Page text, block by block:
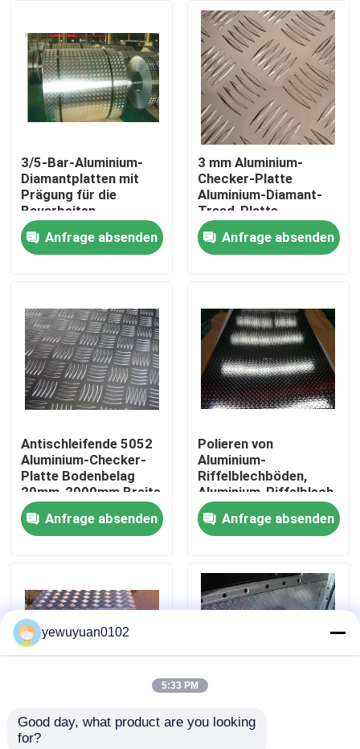
Produkte
Videos
VR Show
Über uns
Fabrik-Ausflug
Qualitätskontrolle
Treten Sie mit uns in Verbindung
Fälle
3/5-Bar-Aluminium-
Diamantplatten mit
Prägung für die
Bauarbeiten
Anfrage absenden
3 mm Aluminium-
Checker-Platte
Aluminium-Diamant-
Tread-Platte
Fünfbalken-Muster
Anfrage absenden
Antischleifende 5052
Aluminium-Checker-
Platte Bodenbelag
20mm-2000mm Breite
Anfrage absenden
Polieren von
Aluminium-
Riffelblechböden,
Aluminium-Riffelblech
Anfrage absenden
2 mm 5 Bar
Aluminium-
Fünf-Bar 5754
yewuyuan0102
5:33 PM
Good day, what product are you looking
for?